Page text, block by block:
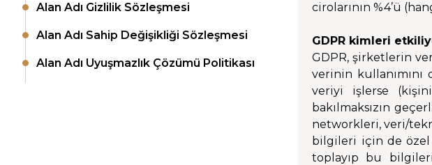
Alan Adı Gizlilik Sözleşmesi
Alan Adı Sahip Değişikliği Sözleşmesi
Alan Adı Uyuşmazlık Çözümü Politikası
cirolarının %4’ü
GDPR kimleri
GDPR, şirketlerin
verinin
veriyi işlerse
bakılmaksızın
networkleri, veri/
bilgileri için de özel
toplayıp bu